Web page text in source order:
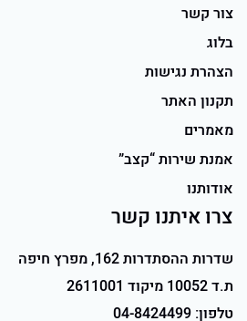
צור קשר
בלוג
הצהרת נגישות
תקנון האתר
מאמרים
אמנת שירות “קצב”
אודותנו
צרו איתנו קשר
שדרות ההסתדרות 162, מפרץ חיפה
ת.ד 10052 מיקוד 2611001
טלפון: 04-8424499